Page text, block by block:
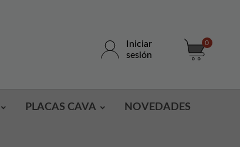
Iniciar
sesión
0
PLACAS CAVA NOVEDADES